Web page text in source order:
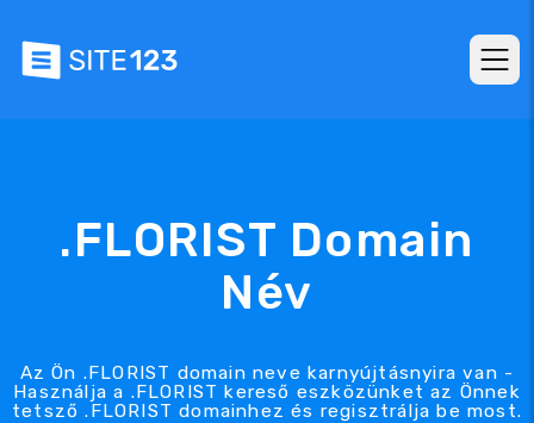
.FLORIST Domain
Név
Az Ön .FLORIST domain neve karnyújtásnyira van -
Használja a .FLORIST kereső eszközünket az Önnek
tetsző .FLORIST domainhez és regisztrálja be most.